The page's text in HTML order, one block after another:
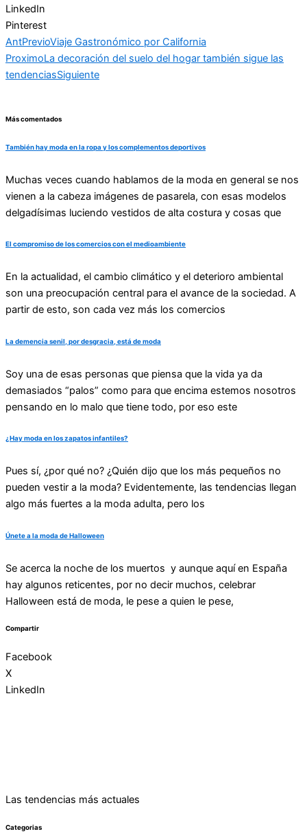
LinkedIn
Pinterest
AntPrevioViaje Gastronómico por California
ProximoLa decoración del suelo del hogar también sigue las
tendenciasSiguiente
Más comentados
También hay moda en la ropa y los complementos deportivos
Muchas veces cuando hablamos de la moda en general se nos
vienen a la cabeza imágenes de pasarela, con esas modelos
delgadísimas luciendo vestidos de alta costura y cosas que
El compromiso de los comercios con el medioambiente
En la actualidad, el cambio climático y el deterioro ambiental
son una preocupación central para el avance de la sociedad. A
partir de esto, son cada vez más los comercios
La demencia senil, por desgracia, está de moda
Soy una de esas personas que piensa que la vida ya da
demasiados “palos” como para que encima estemos nosotros
pensando en lo malo que tiene todo, por eso este
¿Hay moda en los zapatos infantiles?
Pues sí, ¿por qué no? ¿Quién dijo que los más pequeños no
pueden vestir a la moda? Evidentemente, las tendencias llegan
algo más fuertes a la moda adulta, pero los
Únete a la moda de Halloween
Se acerca la noche de los muertos y aunque aquí en España
hay algunos reticentes, por no decir muchos, celebrar
Halloween está de moda, le pese a quien le pese,
Compartir
Facebook
X
LinkedIn
Las tendencias más actuales
Categorias